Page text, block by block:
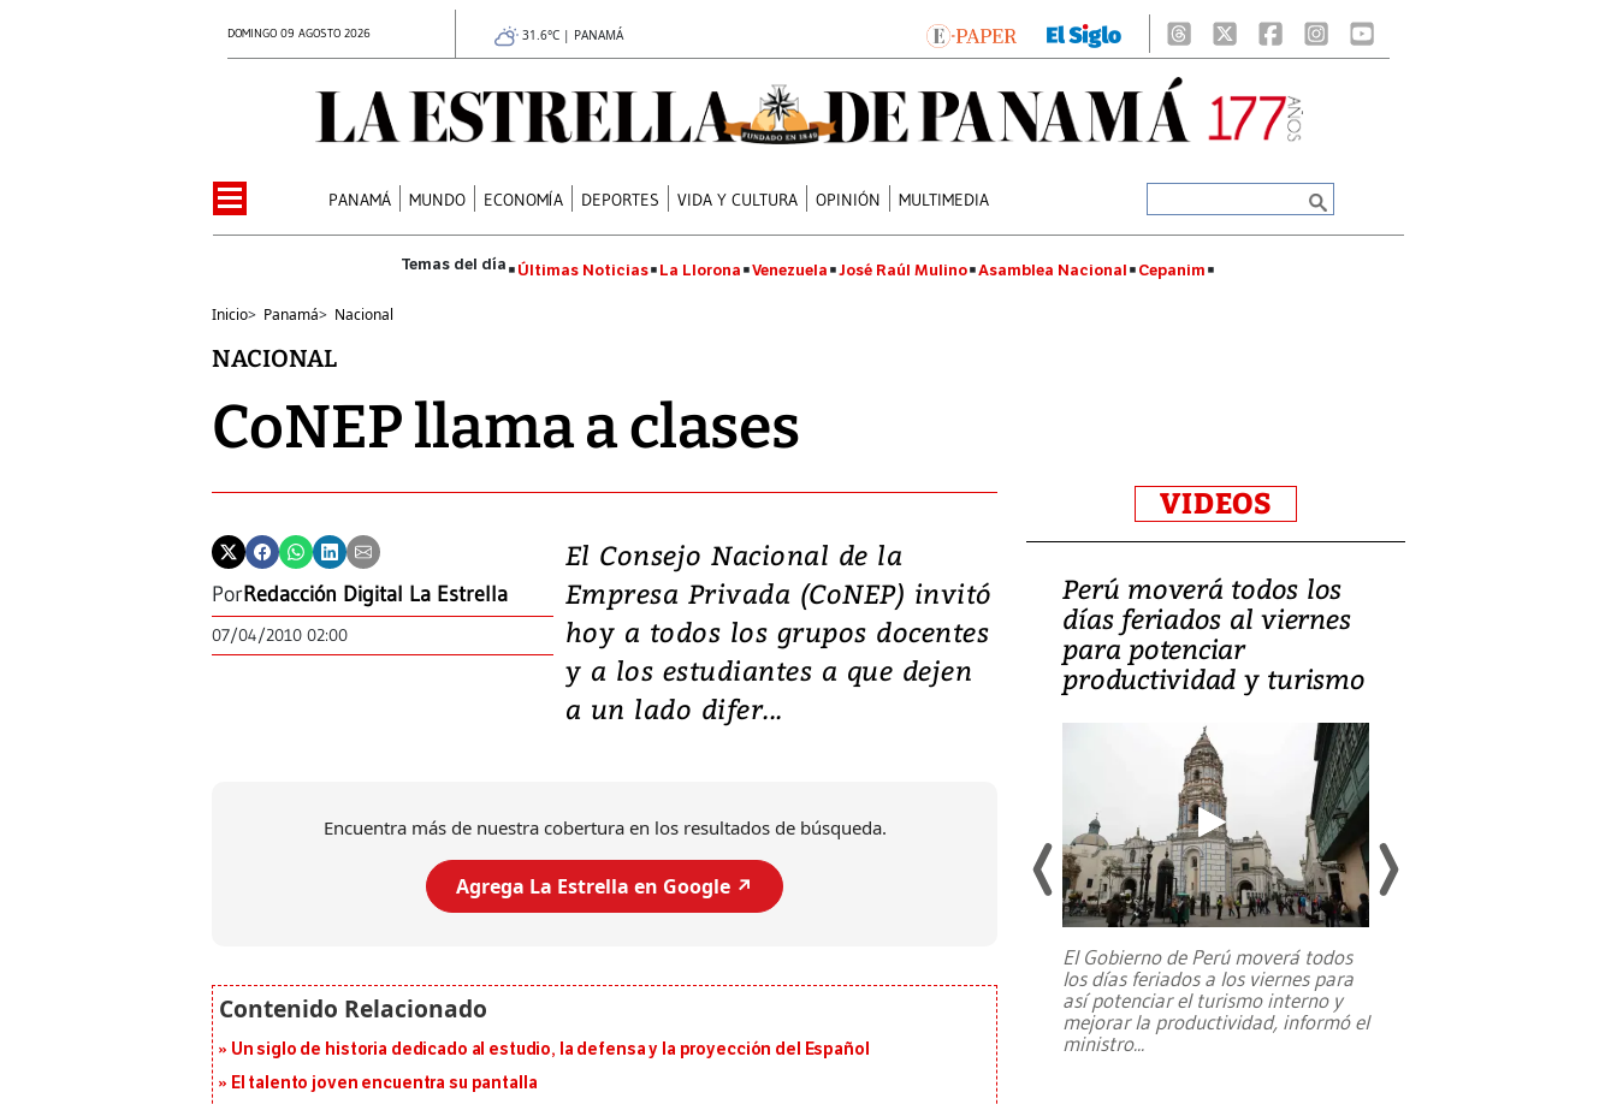
DOMINGO 09 AGOSTO 2026 31.6°C | PANAMÁ
PANAMÁ MUNDO ECONOMÍA DEPORTES VIDA Y CULTURA OPINIÓN MULTIMEDIA
Últimas Noticias La Llorona Venezuela José Raúl Mulino Asamblea Nacional Cepanim
Inicio> Panamá> Nacional
NACIONAL
CoNEP llama a clases
PorRedacción Digital La Estrella
07/04/2010 02:00
El Consejo Nacional de la
Empresa Privada (CoNEP) invitó
hoy a todos los grupos docentes
y a los estudiantes a que dejen
a un lado difer...
Encuentra más de nuestra cobertura en los resultados de búsqueda.
Agrega La Estrella en Google ↗️
Un siglo de historia dedicado al estudio, la defensa y la proyección del Español
El talento joven encuentra su pantalla​
VIDEOS
Video: Lula lanza su
candidatura con
promesas de inversión
en defensa, educación y
tierras raras
Entre recuerdos y escuetas
da Silva, oficializó este domingo su
Perú moverá todos los
días feriados al viernes
para potenciar
productividad y turismo
El Gobierno de Perú moverá todos
los días feriados a los viernes para
así potenciar el turismo interno y
mejorar la productividad, informó el
ministro...